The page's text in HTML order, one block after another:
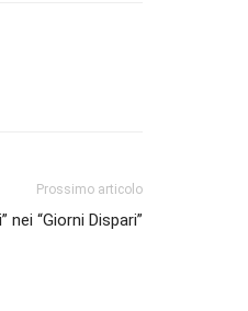
Prossimo articolo
nei “Giorni Dispari”